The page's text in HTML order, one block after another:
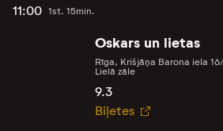
11:00 1st. 15min.
Oskars un lietas
Rīga, Krišjāņa Barona iela
Lielā zāle
9.3
Biļetes